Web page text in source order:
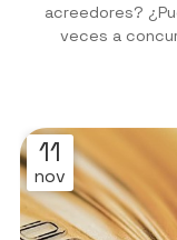
acreedores?
veces a
proceso?
a empresas
Son muchos los
empresas
jurídico
11
nov